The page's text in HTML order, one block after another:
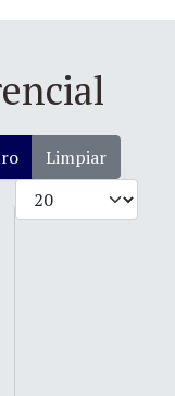
Limpiar
Cantidad